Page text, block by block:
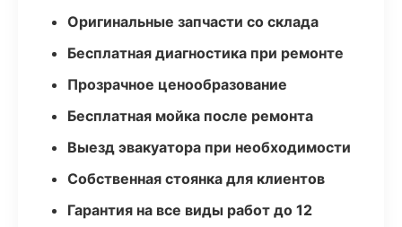
Оригинальные запчасти со склада
Бесплатная диагностика при ремонте
Прозрачное ценообразование
Бесплатная мойка после ремонта
Выезд эвакуатора при необходимости
Собственная стоянка для клиентов
Гарантия на все виды работ до 12